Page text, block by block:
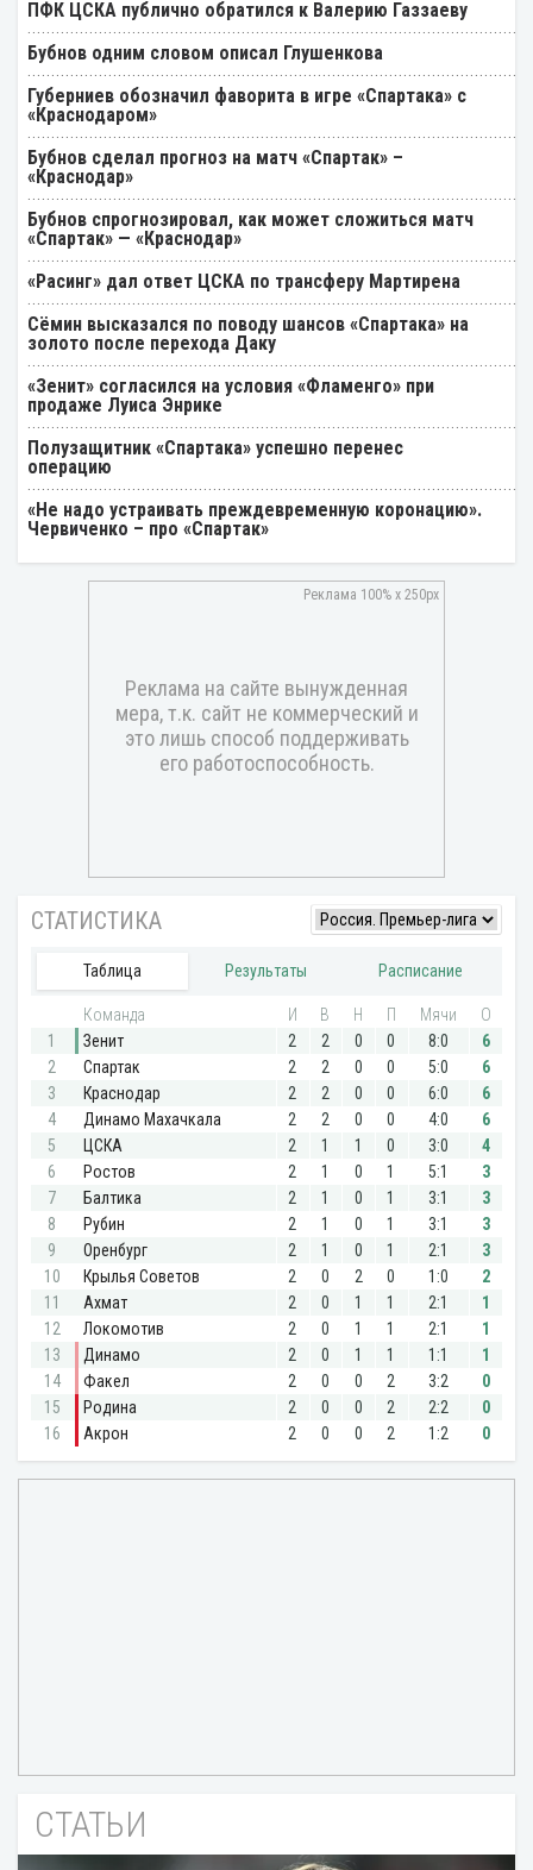
ПФК ЦСКА публично обратился к Валерию Газзаеву
Бубнов одним словом описал Глушенкова
Губерниев обозначил фаворита в игре «Спартака» с
«Краснодаром»
Бубнов сделал прогноз на матч «Спартак» –
«Краснодар»
Бубнов спрогнозировал, как может сложиться матч
«Спартак» — «Краснодар»
«Расинг» дал ответ ЦСКА по трансферу Мартирена
Cёмин высказался по поводу шансов «Спартака» на
золото после перехода Даку
«Зенит» согласился на условия «Фламенго» при
продаже Луиса Энрике
Полузащитник «Спартака» успешно перенес
операцию
«Не надо устраивать преждевременную коронацию».
Червиченко – про «Спартак»
СТАТЬИ